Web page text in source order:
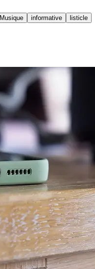
Musique informative listicle